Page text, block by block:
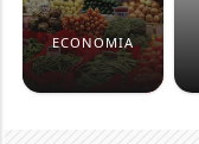
ECONOMIA